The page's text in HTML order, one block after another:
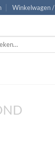
Winkelwagen /